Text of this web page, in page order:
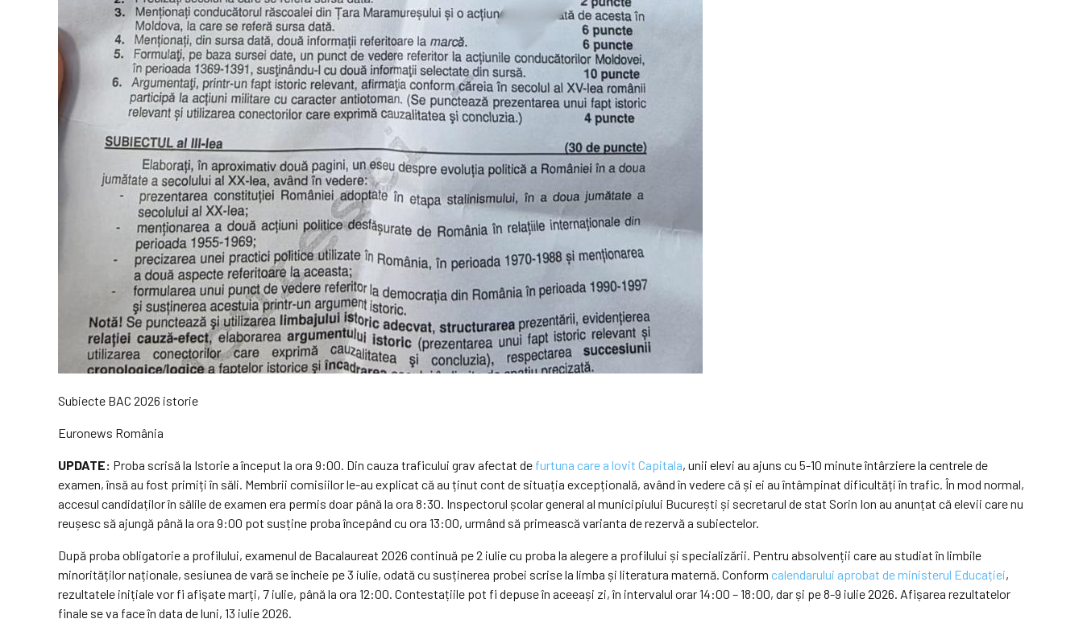
Subiecte BAC 2026 istorie
Euronews România
UPDATE: Proba scrisă la Istorie a început la ora 9:00. Din cauza traficului grav afectat de furtuna care a lovit Capitala, unii elevi au ajuns cu 5-10 minute întârziere la centrele de
examen, însă au fost primiți în săli. Membrii comisiilor le-au explicat că au ținut cont de situația excepțională, având în vedere că și ei au întâmpinat dificultăți în trafic. În mod normal,
accesul candidaților în sălile de examen era permis doar până la ora 8:30. Inspectorul școlar general al municipiului București și secretarul de stat Sorin Ion au anunțat că elevii care nu
reușesc să ajungă până la ora 9:00 pot susține proba începând cu ora 13:00, urmând să primească varianta de rezervă a subiectelor.
După proba obligatorie a profilului, examenul de Bacalaureat 2026 continuă pe 2 iulie cu proba la alegere a profilului și specializării. Pentru absolvenții care au studiat în limbile
minorităților naționale, sesiunea de vară se încheie pe 3 iulie, odată cu susținerea probei scrise la limba și literatura maternă. Conform calendarului aprobat de ministerul Educației,
rezultatele inițiale vor fi afişate marți, 7 iulie, până la ora 12:00. Contestațiile pot fi depuse în aceeași zi, în intervalul orar 14:00 – 18:00, dar și pe 8-9 iulie 2026. Afișarea rezultatelor
finale se va face în data de luni, 13 iulie 2026.